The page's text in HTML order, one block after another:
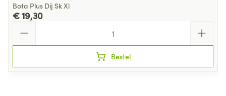
Bota Plus Dij Sk Xl
€ 19,30
Bestel